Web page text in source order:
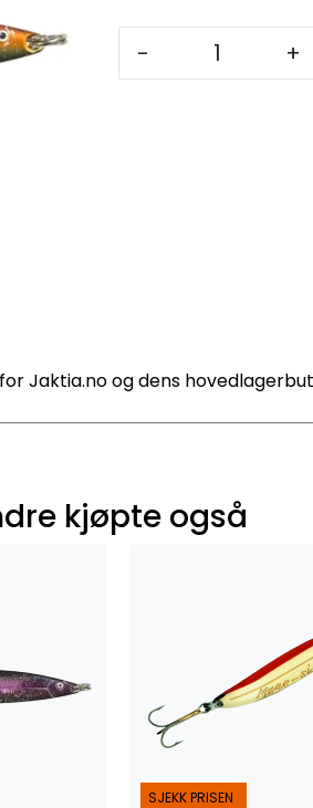
- +
Jaktia.no og dens
kjøpte også
SJEKK PRISEN